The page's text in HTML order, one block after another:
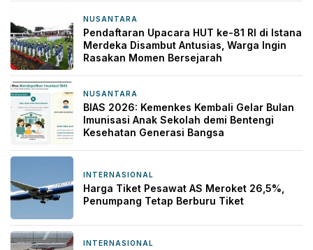
NUSANTARA
Pendaftaran Upacara HUT ke-81 RI di Istana
Merdeka Disambut Antusias, Warga Ingin
Rasakan Momen Bersejarah
NUSANTARA
BIAS 2026: Kemenkes Kembali Gelar Bulan
Imunisasi Anak Sekolah demi Bentengi
Kesehatan Generasi Bangsa
INTERNASIONAL
Harga Tiket Pesawat AS Meroket 26,5%,
Penumpang Tetap Berburu Tiket
INTERNASIONAL